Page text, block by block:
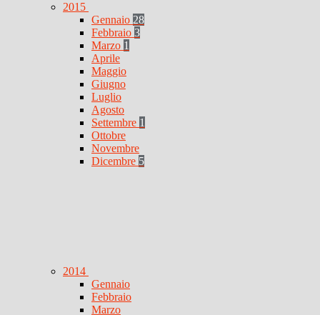
2015
Gennaio 28
Febbraio 3
Marzo 1
Aprile
Maggio
Giugno
Luglio
Agosto
Settembre 1
Ottobre
Novembre
Dicembre 5
2014
Gennaio
Febbraio
Marzo